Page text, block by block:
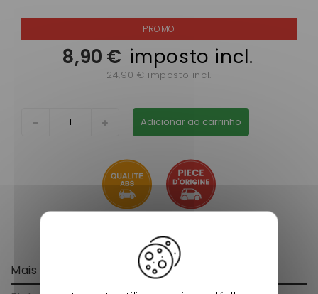
8,90 € imposto incl.
24,90 € imposto incl.
Adicionar ao carrinho
Mais informação